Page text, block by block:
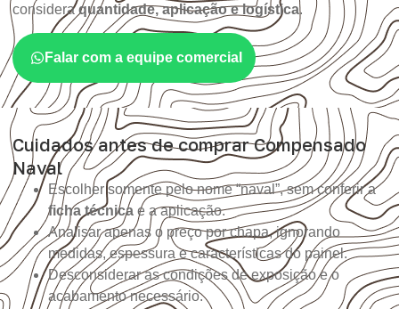
consideraquantidade, aplicação e logística.
Falar com a equipe comercial
Cuidados antes de comprar Compensado
Naval
Escolher somente pelo nome “naval”, sem conferir a
ficha técnica e a aplicação.
Analisar apenas o preço por chapa, ignorando
medidas, espessura e características do painel.
Desconsiderar as condições de exposição e o
acabamento necessário.